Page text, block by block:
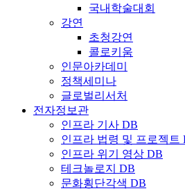
국내학술대회
강연
초청강연
콜로키움
인문아카데미
정책세미나
글로벌리서처
전자정보관
인프라 기사 DB
인프라 법령 및 프로젝트
인프라 위기 영상 DB
테크놀로지 DB
문화횡단각색 DB